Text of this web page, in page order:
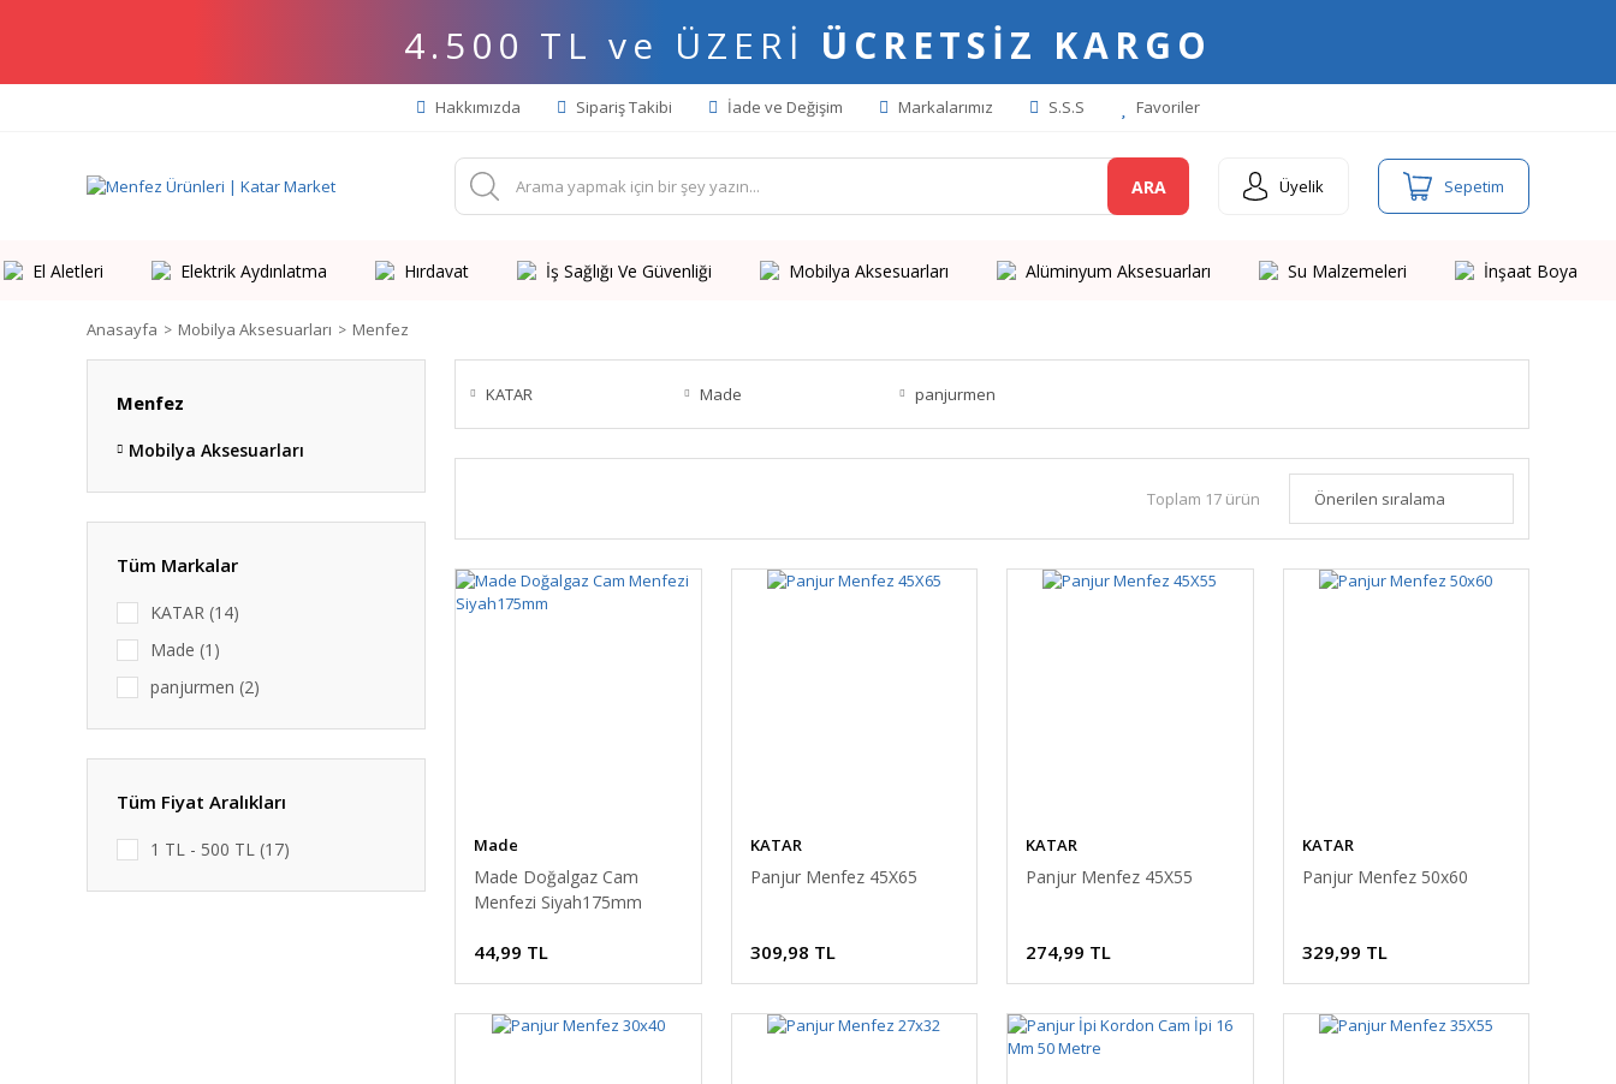
4.500 TL ve ÜZERİ ÜCRETSİZ KARGO
Hakkımızda Sipariş Takibi İade ve Değişim Markalarımız S.S.S Favoriler
ARA Üyelik Sepetim
El Aletleri Elektrik Aydınlatma Hırdavat İş Sağlığı Ve Güvenliği Mobilya Aksesuarları Alüminyum Aksesuarları Su Malzemeleri İnşaat Boya
Anasayfa Mobilya Aksesuarları Menfez
Menfez
Mobilya Aksesuarları
Tüm Markalar
KATAR (14)
Made (1)
panjurmen (2)
Tüm Fiyat Aralıkları
1 TL - 500 TL (17)
KATAR Made panjurmen
Toplam 17 ürün
Made
Made Doğalgaz Cam
Menfezi Siyah175mm
44,99 TL
KATAR
Panjur Menfez 45X65
309,98 TL
KATAR
Panjur Menfez 45X55
274,99 TL
KATAR
Panjur Menfez 50x60
329,99 TL